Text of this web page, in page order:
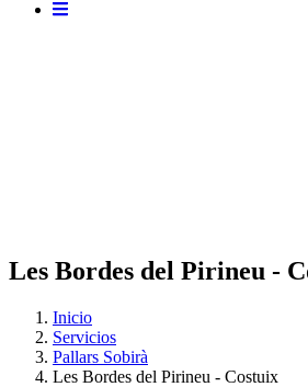
Les Bordes del Pirineu -
Inicio
Servicios
Pallars Sobirà
Les Bordes del Pirineu - Costuix